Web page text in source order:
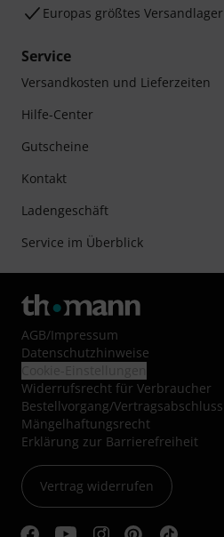
Europas größtes Versandlager
Service
Versandkosten und Lieferzeiten
Hilfe-Center
Gutscheine
Kontakt
Ladengeschäft
Service im Überblick
AGB/Impressum
Datenschutzhinweise
Widerrufsrecht für Verbraucher
Bestellvorgang/Vertragsabschluss
Mängelhaftungsrecht
Erklärung zur Barrierefreiheit
Vertrag widerrufen